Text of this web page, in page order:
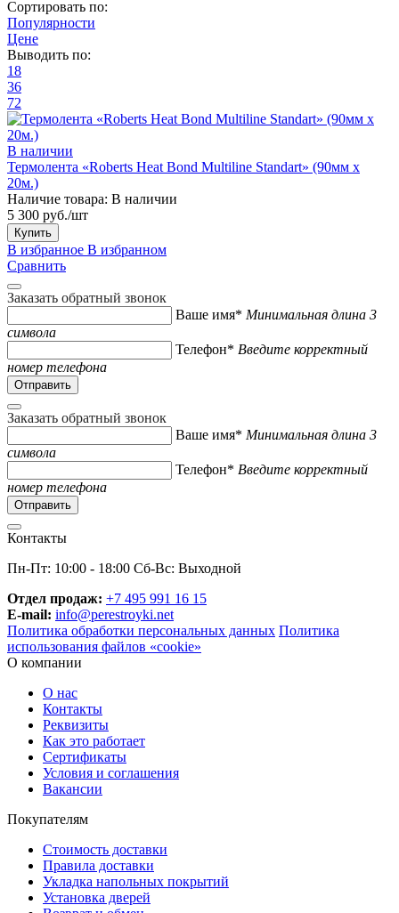
Сортировать по:
Популярности
Цене
Выводить по:
18
36
72
В наличии
Термолента «Roberts Heat Bond Multiline Standart» (90мм х
20м.)
Наличие товара: В наличии
5 300 руб./шт
Купить
В избранное В избранном
Сравнить
Заказать обратный звонок
Ваше имя* Минимальная длина 3
символа
Телефон* Введите корректный
номер телефона
Заказать обратный звонок
Ваше имя* Минимальная длина 3
символа
Телефон* Введите корректный
номер телефона
Контакты
Пн-Пт: 10:00 - 18:00 Сб-Вс: Выходной
Отдел продаж: +7 495 991 16 15
E-mail: info@perestroyki.net
Политика обработки персональных данных Политика
использования файлов «cookie»
О компании
О нас
Контакты
Реквизиты
Как это работает
Сертификаты
Условия и соглашения
Вакансии
Покупателям
Стоимость доставки
Правила доставки
Укладка напольных покрытий
Установка дверей